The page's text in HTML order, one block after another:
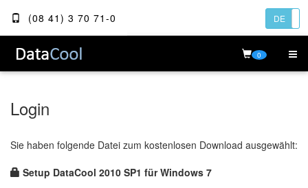
(08 41) 3 70 71-0 DE
0
Login
Sie haben folgende Datei zum kostenlosen Download ausgewählt:
Setup DataCool 2010 SP1 für Windows 7